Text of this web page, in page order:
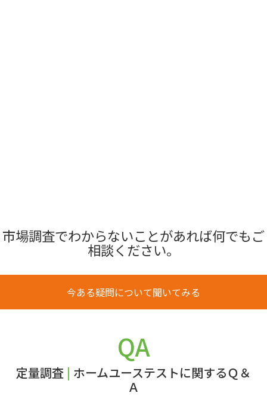
市場調査でわからないことがあれば何でもご
相談ください。
今ある疑問について聞いてみる
QA
定量調査 | ホームユーステストに関するＱ＆
Ａ